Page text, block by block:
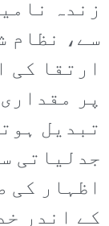
زندہ
سے، نظام
ارتقا کی
پر
تبدیل
جدلیاتی
اظہار کی